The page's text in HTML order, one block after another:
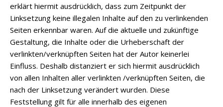
erklärt hiermit ausdrücklich, dass zum Zeitpunkt der
Linksetzung keine illegalen Inhalte auf den zu verlinkenden
Seiten erkennbar waren. Auf die aktuelle und zukünftige
Gestaltung, die Inhalte oder die Urheberschaft der
verlinkten/verknüpften Seiten hat der Autor keinerlei
Einfluss. Deshalb distanziert er sich hiermit ausdrücklich
von allen Inhalten aller verlinkten /verknüpften Seiten, die
nach der Linksetzung verändert wurden. Diese
Feststellung gilt für alle innerhalb des eigenen